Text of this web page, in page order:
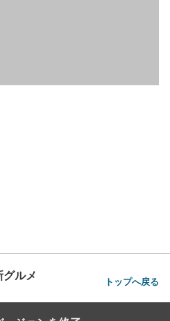
ルメ トップへ戻る